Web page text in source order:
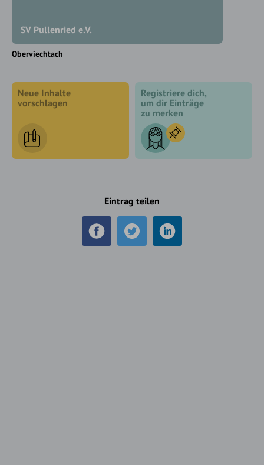
SV Pullenried e.V.
Oberviechtach
Neue Inhalte
vorschlagen
Registriere dich,
um dir Einträge
zu merken
Eintrag teilen